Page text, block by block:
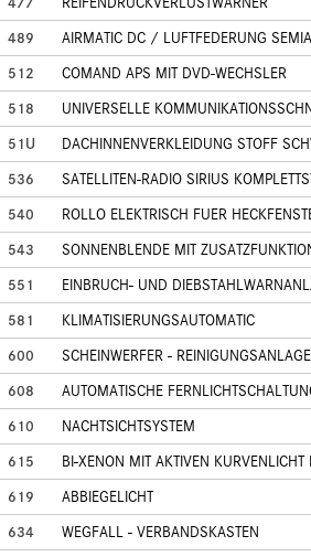
489
AIRMATIC DC / LUFTFEDERUNG
512
COMAND APS MIT DVD-WECHSLER
518
UNIVERSELLE
51U
DACHINNENVERKLEIDUNG STOFF
536
SATELLITEN-RADIO SIRIUS
540
ROLLO ELEKTRISCH FUER
543
SONNENBLENDE MIT
551
EINBRUCH- UND
581
KLIMATISIERUNGSAUTOMATIC
600
SCHEINWERFER - REINIGUNGSANLAGE
608
AUTOMATISCHE
610
NACHTSICHTSYSTEM
615
BI-XENON MIT AKTIVEN KURVENLICHT
619
ABBIEGELICHT
634
WEGFALL - VERBANDSKASTEN